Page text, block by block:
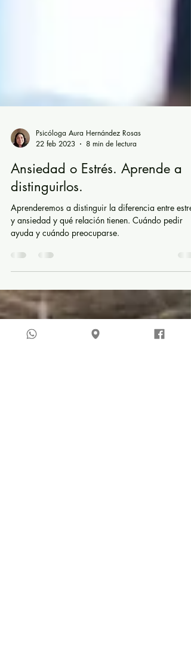
Psicóloga Aura Hernández Rosas
22 feb 2023
Ansiedad o Estrés. Aprende a
distinguirlos.
Aprenderemos a distinguir la diferencia entre estrés
y ansiedad y qué relación tienen. Cuándo pedir